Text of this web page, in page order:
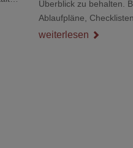
Überblick zu behalten.
Ablaufpläne,
sammeln sich rasch zu
weiterlesen